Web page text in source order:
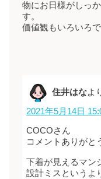
物にお日様がしっ
す。
価値観もいろいろで
住井はなよ
2021年5月14日
COCOさん
コメントありがと
下着が見えるマン
設計ミスというよ